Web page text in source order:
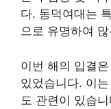
다. 동덕여대는
으로 유명하여
이번 해의 입결
있었습니다. 이
도 관련이 있습